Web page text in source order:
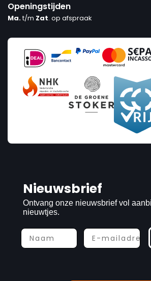
Openingstijden
Ma.t/m Zat. op afspraak
Nieuwsbrief
Ontvang onze nieuwsbrief vol
nieuwtjes.